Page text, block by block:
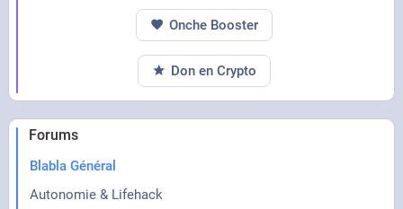
Forums
Blabla Général
Autonomie & Lifehack
Onche Booster
Don en Crypto